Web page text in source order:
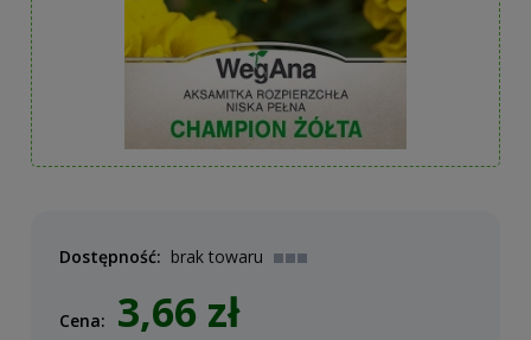
Dostępność: brak towaru
Cena: 3,66 zł